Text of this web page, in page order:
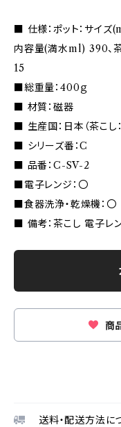
■ 仕様：ポット：サイ
内容量(満水ml) 390、
15
■総重量：400ｇ
■ 材質：磁器
■ 生産国：日本（茶こし
■ シリーズ番：C
■ 品番：C-SV-2
■電子レンジ：〇
■食器洗浄・乾燥機：〇
■ 備考：茶こし 電子レ
商
送料・配送方法に